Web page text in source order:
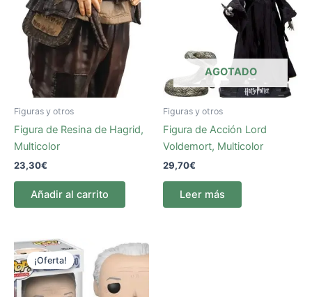
Figuras y otros
Figura de Resina de Hagrid,
Multicolor
23,30€
Añadir al carrito
AGOTADO
Figuras y otros
Figura de Acción Lord
Voldemort, Multicolor
29,70€
Leer más
¡Oferta!
¡Oferta!
El
precio
original
era:
15,95€.
El
precio
actual
es:
6,50€.